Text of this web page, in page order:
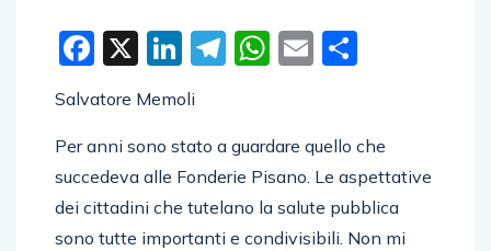
Facebook
X LinkedIn
Telegram
WhatsApp
Email
Salvatore Memoli
Per anni sono stato a guardare quello che
succedeva alle Fonderie Pisano. Le aspettative
dei cittadini che tutelano la salute pubblica
sono tutte importanti e condivisibili. Non mi